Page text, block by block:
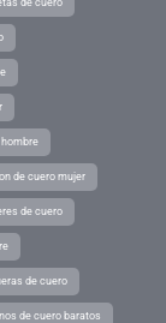
de cuero
de cuero mujer
de cuero
de cuero
de cuero baratos